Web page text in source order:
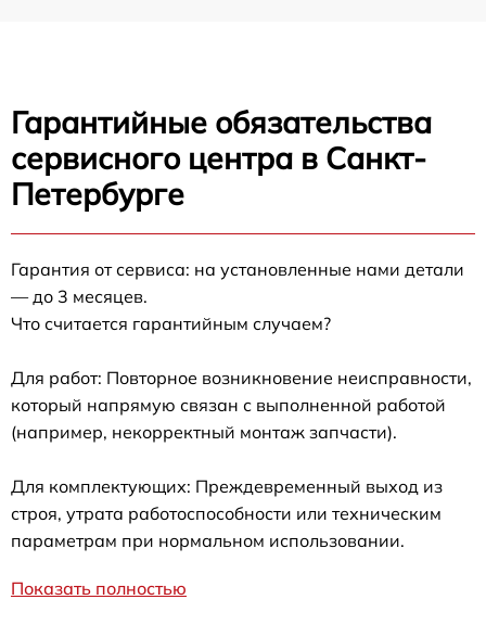
Гарантийные обязательства
сервисного центра в Санкт-
Петербурге
Гарантия от сервиса: на установленные нами детали
— до 3 месяцев.
Что считается гарантийным случаем?
Для работ: Повторное возникновение неисправности,
который напрямую связан с выполненной работой
(например, некорректный монтаж запчасти).
Для комплектующих: Преждевременный выход из
строя, утрата работоспособности или техническим
параметрам при нормальном использовании.
Показать полностью